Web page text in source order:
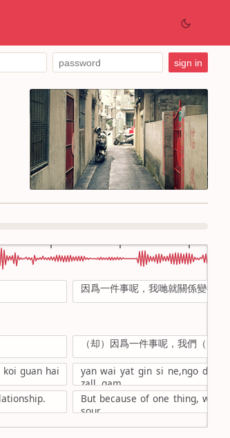
因爲一件事呢，我哋就關係變得唔
（却）因爲一件事呢，我們（的
guan hai
yan wai yat gin si ne,ngo dei
zall, gam
But because of one thing, we
sour.